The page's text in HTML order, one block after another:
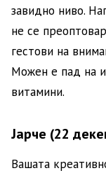
завидно ниво.
не се
гестови на
Можен е пад на
витамини.
Јарче (22
Вашата